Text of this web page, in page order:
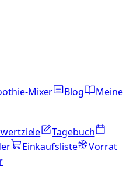
Mixer Blog
Meine
Tagebuch
Einkaufsliste
Vorrat